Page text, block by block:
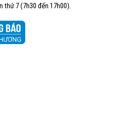
thứ 7 (7h30 đến 17h00).